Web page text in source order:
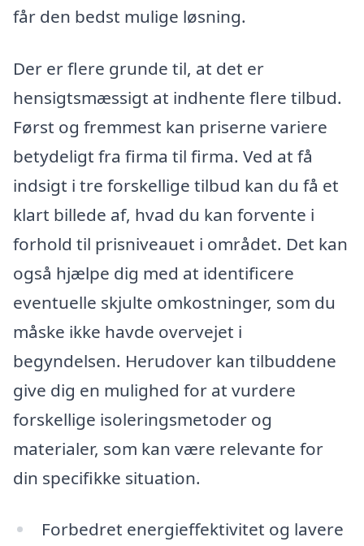
får den bedst mulige løsning.
Der er flere grunde til, at det er
hensigtsmæssigt at indhente flere tilbud.
Først og fremmest kan priserne variere
betydeligt fra firma til firma. Ved at få
indsigt i tre forskellige tilbud kan du få et
klart billede af, hvad du kan forvente i
forhold til prisniveauet i området. Det kan
også hjælpe dig med at identificere
eventuelle skjulte omkostninger, som du
måske ikke havde overvejet i
begyndelsen. Herudover kan tilbuddene
give dig en mulighed for at vurdere
forskellige isoleringsmetoder og
materialer, som kan være relevante for
din specifikke situation.
Forbedret energieffektivitet og lavere